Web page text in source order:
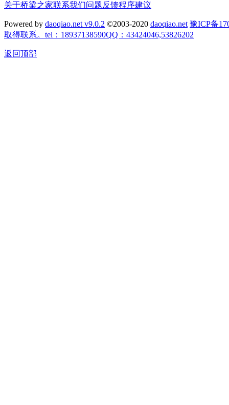
关于桥梁之家联系我们问题反馈程序建议
Powered by daoqiao.net v9.0.2 ©2003-2020 daoqiao.net 豫ICP备
取得联系。tel：18937138590QQ：43424046,53826202
返回顶部